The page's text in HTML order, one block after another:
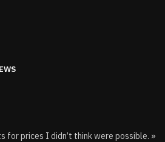
for prices I didn’t think were possible. »